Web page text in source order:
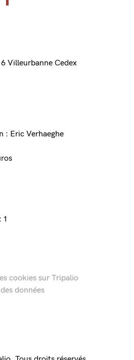
Villeurbanne Cedex
: Eric Verhaeghe
1
cookies sur Tripalio
données